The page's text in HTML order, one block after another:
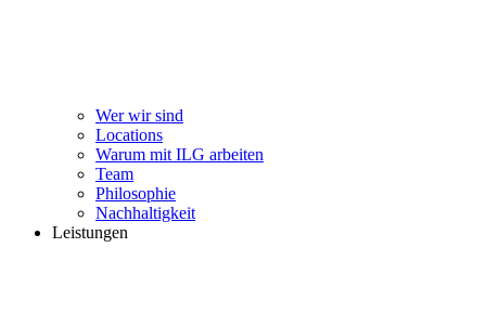
Wer wir sind
Locations
Warum mit ILG arbeiten
Team
Philosophie
Nachhaltigkeit
Leistungen